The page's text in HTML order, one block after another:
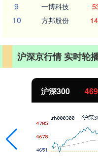
9 一博科技
10 方邦股份
沪深京行情 实时轮
北证50